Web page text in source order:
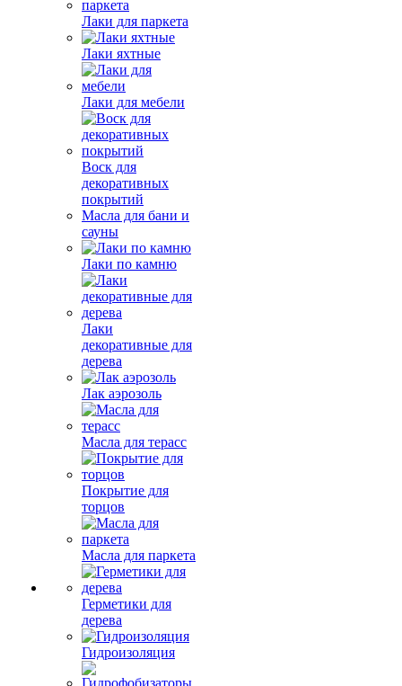
Лаки для паркета
Лаки яхтные
Лаки для мебели
Воск для
декоративных
покрытий
Масла для бани и
сауны
Лаки по камню
Лаки
декоративные для
дерева
Лак аэрозоль
Масла для терасс
Покрытие для
торцов
Масла для паркета
Герметики для
дерева
Гидроизоляция